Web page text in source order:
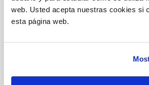
web. Usted acepta nuestras cookies si
esta página web.
COMP_01_HOS